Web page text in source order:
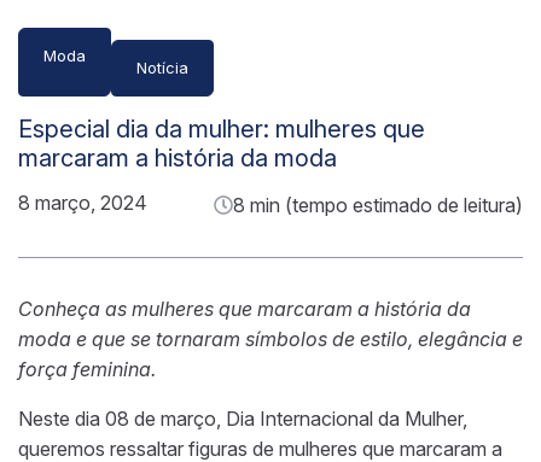
Moda
Notícia
Especial dia da mulher: mulheres que
marcaram a história da moda
8 março, 2024 8 min (tempo estimado de leitura)
Conheça as mulheres que marcaram a história da
moda e que se tornaram símbolos de estilo, elegância e
força feminina.
Neste dia 08 de março, Dia Internacional da Mulher,
queremos ressaltar figuras de mulheres que marcaram a